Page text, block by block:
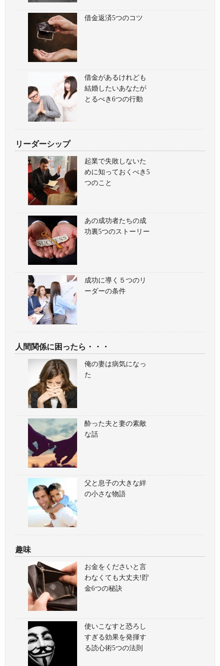
借金返済5つのコツ
借金があるけれども
結婚したいあなたが
とるべき6つの行動
リーダーシップ
起業で失敗しないた
めに知っておくべき5
つのこと
あの成功者たちの成
功裏5つのストーリー
成功に導く５つのリ
ーダーの条件
人間関係に困ったら・・・
俺の妻は病気になっ
た
酔った夫と妻の素敵
な話
父と息子の大きな絆
の小さな物語
趣味
お金をくださいと言
わなくても大丈夫!貯
金6つの秘訣
使いこなすと恐ろし
すぎる効果を発揮す
る読心術5つの法則